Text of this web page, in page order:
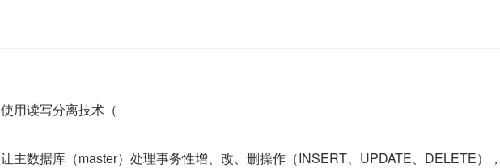
使用读写分离技术（
让主数据库（master）处理事务性增、改、删操作（INSERT、UPDATE、DELETE）